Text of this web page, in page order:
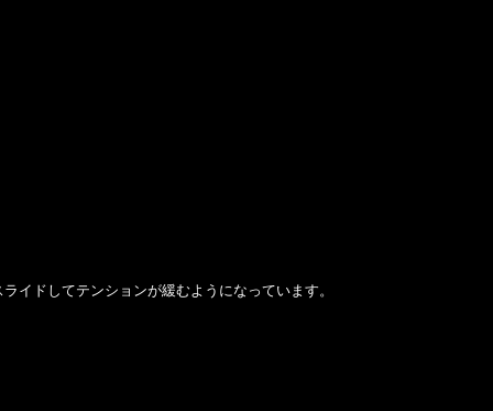
イドしてテンションが緩むようになっています。